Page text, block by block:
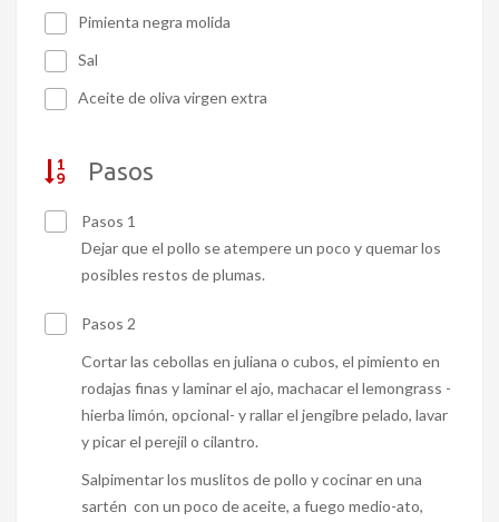
Pimienta negra molida
Sal
Aceite de oliva virgen extra
Pasos
Pasos 1
Dejar que el pollo se atempere un poco y quemar los
posibles restos de plumas.
Pasos 2
Cortar las cebollas en juliana o cubos, el pimiento en
rodajas finas y laminar el ajo, machacar el lemongrass -
hierba limón, opcional- y rallar el jengibre pelado, lavar
y picar el perejil o cilantro.
Salpimentar los muslitos de pollo y cocinar en una
sartén con un poco de aceite, a fuego medio-ato,